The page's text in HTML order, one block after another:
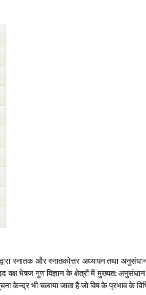
स्‍नातक और स्‍नातकोत्तर अध्‍यापन तथा
भेषज गुण विज्ञान के क्षेत्रों में मुख्‍यत: अनुसंधान
केन्‍द्र भी चलाया जाता है जो विष के प्रभाव के